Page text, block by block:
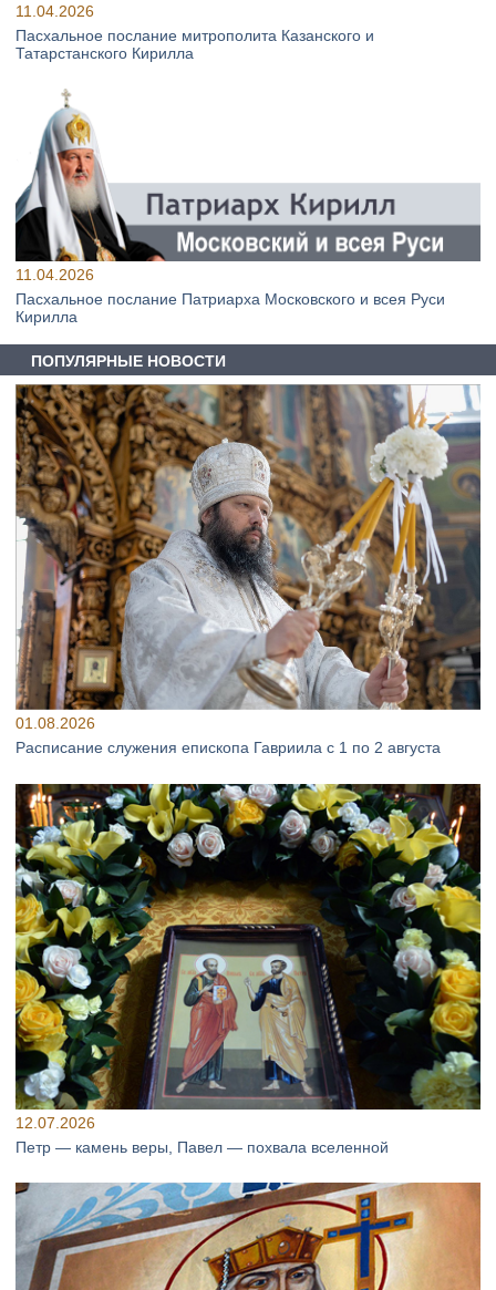
11.04.2026
Пасхальное послание митрополита Казанского и
Татарстанского Кирилла
11.04.2026
Пасхальное послание Патриарха Московского и всея Руси
Кирилла
ПОПУЛЯРНЫЕ НОВОСТИ
01.08.2026
Расписание служения епископа Гавриила с 1 по 2 августа
12.07.2026
Петр — камень веры, Павел — похвала вселенной